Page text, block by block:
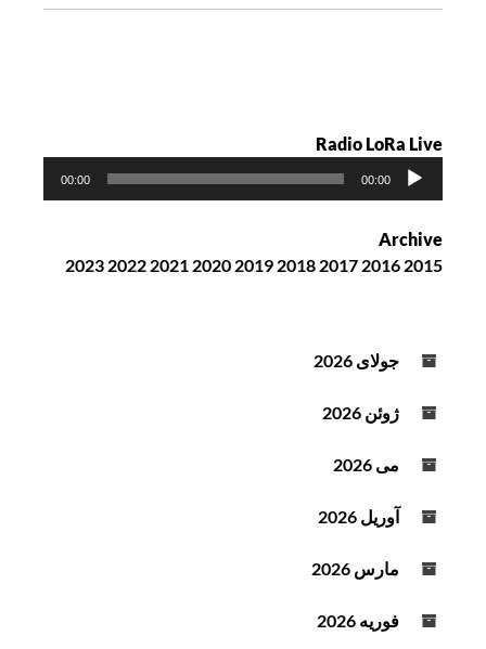
ه
Radio LoRa Live
ک
ن
ه
و
00:00
00:00
Archive
2015
2016
2017
2018
2019
2020
2021
2022
2023
جولای 2026
ژوئن 2026
می 2026
آوریل 2026
مارس 2026
فوریه 2026